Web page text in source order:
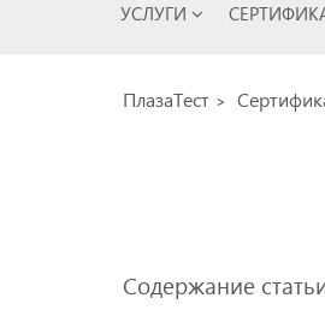
УСЛУГИ
ПлазаТест
Содержание